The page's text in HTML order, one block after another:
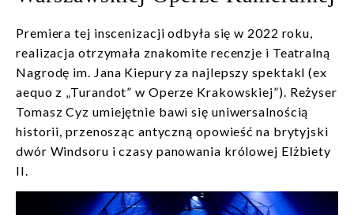
Premiera tej inscenizacji odbyła się w 2022 roku,
realizacja otrzymała znakomite recenzje i Teatralną
Nagrodę im. Jana Kiepury za najlepszy spektakl (ex
aequo z „Turandot” w Operze Krakowskiej”). Reżyser
Tomasz Cyz umiejętnie bawi się uniwersalnością
historii, przenosząc antyczną opowieść na brytyjski
dwór Windsoru i czasy panowania królowej Elżbiety
II.